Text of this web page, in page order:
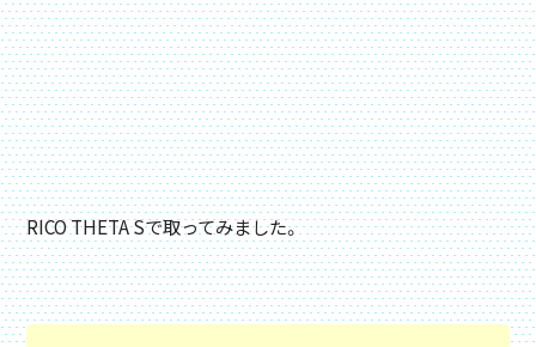
RICO THETA Sで取ってみました。